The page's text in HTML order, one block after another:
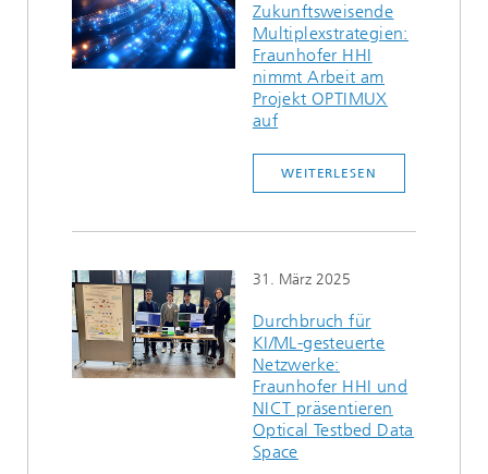
AI & Video
Qualitätsmanagement
Leistungszentrum Digitale Vernetzung
Biografie von Heinrich Hertz
Die wichtigsten Experimente von Heinrich Hertz
Digitaler Zwilling
Sensorik
Sicherheit
InP und HF
2024
UNSERE STELLEN
WEITERE INFOS ZUM FRAUNHOFER HHI ALS ARBEITGEBER
KONTAKT
Zukunftsweisende
Multiplexstrategien:
Fraunhofer HHI
nimmt Arbeit am
Projekt OPTIMUX
auf
WEITERLESEN
31. März 2025
Durchbruch für
KI/ML-gesteuerte
Netzwerke:
Fraunhofer HHI und
NICT präsentieren
Optical Testbed Data
Space